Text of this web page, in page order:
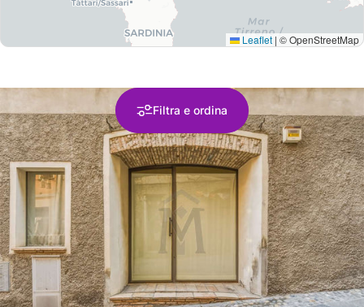
Leaflet | © OpenStreetMap
Filtra e ordina